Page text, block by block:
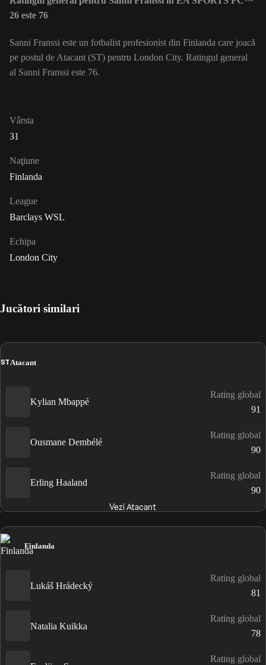
26 este 76
Sanni Franssi este un fotbalist profesionist din Finlanda care joacă
pe postul de Atacant (ST) pentru London City. Ratingul general
al Sanni Franssi este 76.
Vârsta
31
Naţiune
Finlanda
League
Barclays WSL
Echipa
London City
Jucători similari
STAtacant
Kylian Mbappé
Rating global
91
Ousmane Dembélé
Rating global
90
Erling Haaland
Rating global
90
Vezi Atacant
Finlanda
Lukáš Hrádecký
Rating global
81
Natalia Kuikka
Rating global
78
Rating global